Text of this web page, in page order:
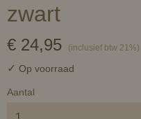
zwart
€ 24,95 (inclusief btw 21%)
✓ Op voorraad
Aantal